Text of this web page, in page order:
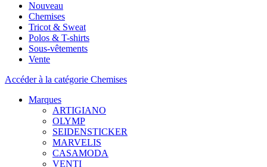
Nouveau
Chemises
Tricot & Sweat
Polos & T-shirts
Sous-vêtements
Vente
Accéder à la catégorie Chemises
Marques
ARTIGIANO
OLYMP
SEIDENSTICKER
MARVELIS
CASAMODA
VENTI